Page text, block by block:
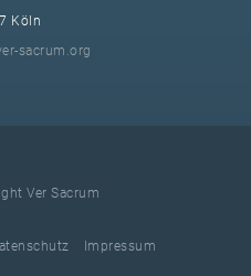
Köln
sacrum.org
Ver Sacrum
Impressum